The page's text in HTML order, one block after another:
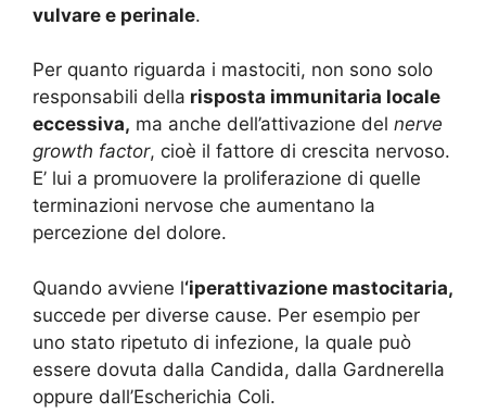
vulvare e perinale.
Per quanto riguarda i mastociti, non sono solo
responsabili della risposta immunitaria locale
eccessiva, ma anche dell’attivazione del nerve
growth factor, cioè il fattore di crescita nervoso.
E’ lui a promuovere la proliferazione di quelle
terminazioni nervose che aumentano la
percezione del dolore.
Quando avviene l‘iperattivazione mastocitaria,
succede per diverse cause. Per esempio per
uno stato ripetuto di infezione, la quale può
essere dovuta dalla Candida, dalla Gardnerella
oppure dall’Escherichia Coli.